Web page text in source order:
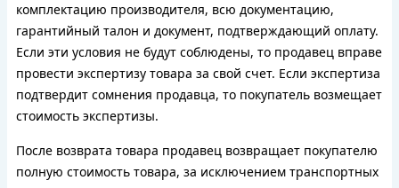
комплектацию производителя, всю документацию,
гарантийный талон и документ, подтверждающий оплату.
Если эти условия не будут соблюдены, то продавец вправе
провести экспертизу товара за свой счет. Если экспертиза
подтвердит сомнения продавца, то покупатель возмещает
стоимость экспертизы.
После возврата товара продавец возвращает покупателю
полную стоимость товара, за исключением транспортных